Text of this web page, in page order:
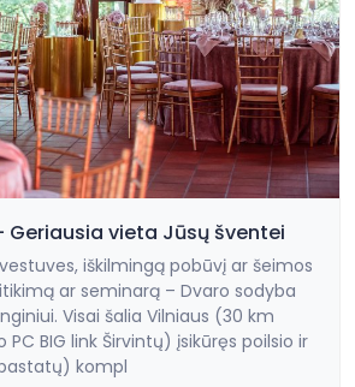
Geriausia vieta Jūsų šventei
iškilmingą pobūvį ar šeimos
ar seminarą – Dvaro sodyba
Visai šalia Vilniaus (30 km
BIG link Širvintų) įsikūręs poilsio ir
kompl